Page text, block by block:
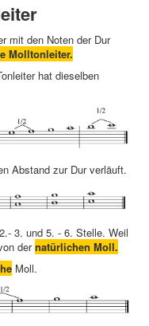
mit den Noten der Dur
Molltonleiter.
hat dieselben
Abstand zur Dur verläuft.
3. und 5. - 6. Stelle. Weil
dernatürlichen Moll.
Moll.